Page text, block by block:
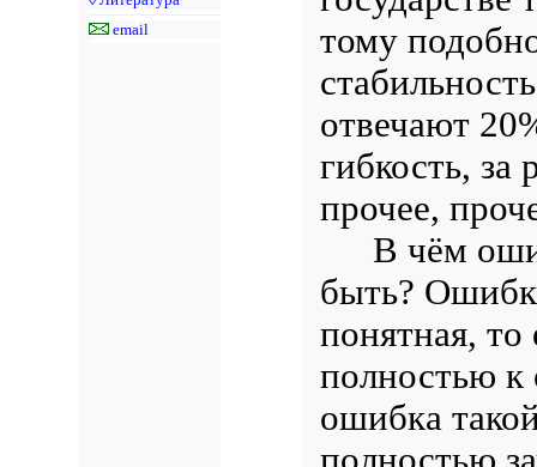
email
тому
отвечают
гибкость, за
прочее,
В чём
быть?
понятная,
полностью к
ошибка